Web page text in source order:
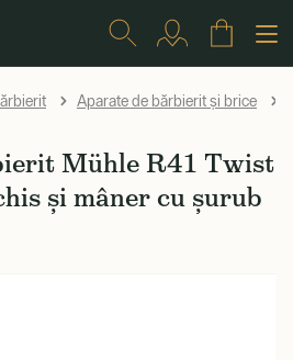
Aparate de bărbierit și brice
Mühle R41 Twist
și mâner cu șurub